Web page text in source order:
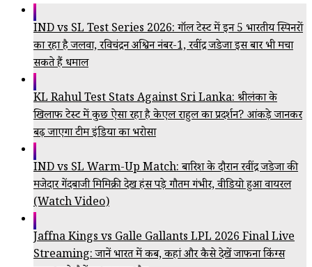
IND vs SL Test Series 2026: गॉल टेस्ट में इन 5 भारतीय स्पिनरों
का रहा है जलवा, रविचंद्रन अश्विन नंबर-1, रवींद्र जडेजा इस बार भी मचा
सकते हैं धमाल
KL Rahul Test Stats Against Sri Lanka: श्रीलंका के
खिलाफ टेस्ट में कुछ ऐसा रहा है केएल राहुल का प्रदर्शन? आंकड़े जानकर
बढ़ जाएगा टीम इंडिया का भरोसा
IND vs SL Warm-Up Match: बारिश के दौरान रवींद्र जडेजा की
मजेदार गेंदबाजी मिमिक्री देख हंस पड़े गौतम गंभीर, वीडियो हुआ वायरल
(Watch Video)
Jaffna Kings vs Galle Gallants LPL 2026 Final Live
Streaming: जानें भारत में कब, कहां और कैसे देखें जाफना किंग्स